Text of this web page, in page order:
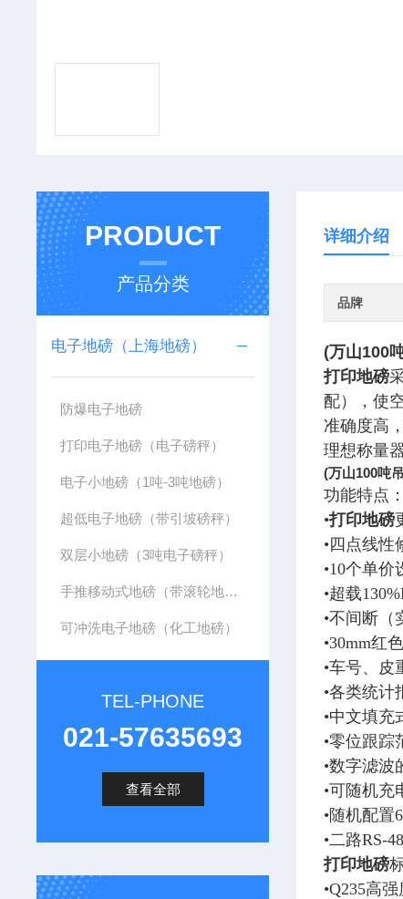
PRODUCT
产品分类
电子地磅（上海地磅）
防爆电子地磅
打印电子地磅（电子磅秤）
电子小地磅（1吨-3吨地磅）
超低电子地磅（带引坡磅秤）
双层小地磅（3吨电子磅秤）
手推移动式地磅（带滚轮地磅）
可冲洗电子地磅（化工地磅）
TEL-PHONE
021-57635693
查看全部
详细介绍
品牌
(万山100
打印地磅
配），使
准确度高
理想称量器
(万山100吨
功能特点：
•打印地磅
•四点线性
•10个单价
•超载
•不间断（
•30mm红
•车号、皮
•各类统计
•中文填充
•零位跟踪
•数字滤波
•可随机充
•随机配置
•二路RS-
打印地磅
•Q235高